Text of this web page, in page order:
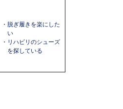
・脱ぎ履きを楽にした
い
・リハビリのシューズ
を探している